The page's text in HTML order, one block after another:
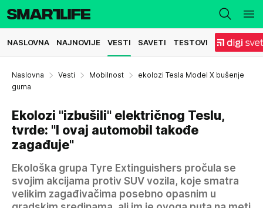
NASLOVNA NAJNOVIJE VESTI SAVETI TESTOVI
Naslovna Vesti Mobilnost
ekolozi Tesla Model X bušenje
guma
Ekolozi "izbušili" električnog Teslu,
tvrde: "I ovaj automobil takođe
zagađuje"
Ekološka grupa Tyre Extinguishers pročula se
svojim akcijama protiv SUV vozila, koje smatra
velikim zagađivačima posebno opasnim u